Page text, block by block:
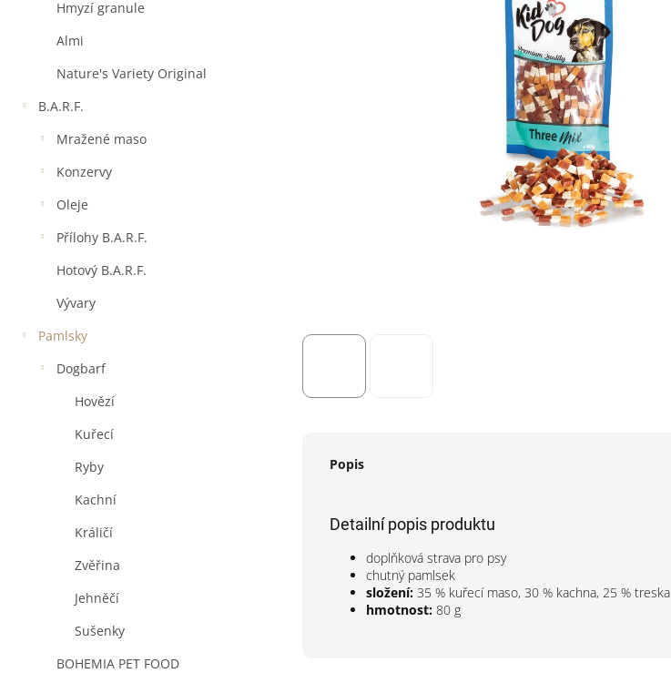
Hmyzí granule
Almi
Nature's Variety Original
B.A.R.F.
Mražené maso
Konzervy
Oleje
Přílohy B.A.R.F.
Hotový B.A.R.F.
Vývary
Pamlsky
Dogbarf
Hovězí
Kuřecí
Ryby
Kachní
Králičí
Zvěřina
Jehněčí
Sušenky
BOHEMIA PET FOOD
Popis
Detailní popis produktu
doplňková strava pro psy
chutný pamlsek
složení: 35 % kuřecí maso, 30 % kachna, 25 % treska
hmotnost: 80 g